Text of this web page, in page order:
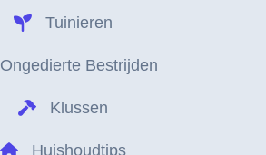
Tuinieren
Ongedierte Bestrijden
Klussen
Huishoudtips